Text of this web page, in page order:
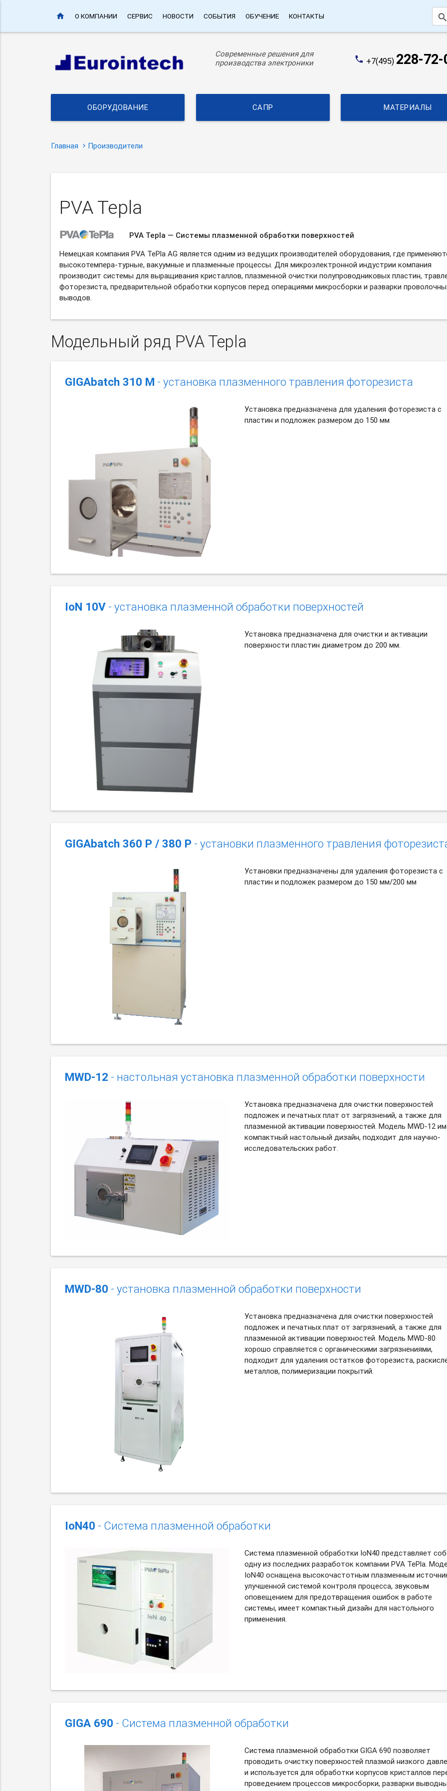
home О КОМПАНИИ СЕРВИС НОВОСТИ СОБЫТИЯ ОБУЧЕНИЕ КОНТАКТЫ
Современные решения для
производства электроники
phone +7(495) 228-72-
ОБОРУДОВАНИЕ САПР МАТЕРИАЛЫ
Главная Производители
PVA Tepla
PVA Tepla — Системы плазменной обработки поверхностей
Немецкая компания PVA TePla AG является одним из ведущих производителей оборудования, где
высокотемпера-турные, вакуумные и плазменные процессы. Для микроэлектронной индустрии компания
производит системы для выращивания кристаллов, плазменной очистки полупроводниковых пластин,
фоторезиста, предварительной обработки корпусов перед операциями микросборки и разварки
выводов.
Модельный ряд PVA Tepla
GIGAbatch 310 M - установка плазменного травления фоторезиста
Установка предназначена для удаления фоторезиста с
пластин и подложек размером до 150 мм
IoN 10V - установка плазменной обработки поверхностей
Установка предназначена для очистки и активации
поверхности пластин диаметром до 200 мм.
GIGAbatch 360 P / 380 P - установки плазменного травления
Установки предназначены для удаления фоторезиста с
пластин и подложек размером до 150 мм/200 мм
MWD-12 - настольная установка плазменной обработки поверхности
Установка предназначена для очистки поверхностей
подложек и печатных плат от загрязнений, а также для
плазменной активации поверхностей. Модель MWD-12
компактный настольный дизайн, подходит для научно-
исследовательских работ.
MWD-80 - установка плазменной обработки поверхности
Установка предназначена для очистки поверхностей
подложек и печатных плат от загрязнений, а также для
плазменной активации поверхностей. Модель MWD-80
хорошо справляется с органическими загрязнениями,
подходит для удаления остатков фоторезиста,
металлов, полимеризации покрытий.
IoN40 - Система плазменной обработки
Система плазменной обработки IoN40 представляет
одну из последних разработок компании PVA TeРla.
IoN40 оснащена высокочастотным плазменным
улучшенной системой контроля процесса, звуковым
оповещением для предотвращения ошибок в работе
системы, имеет компактный дизайн для настольного
применения.
GIGA 690 - Система плазменной обработки
Система плазменной обработки GIGA 690 позволяет
проводить очистку поверхностей плазмой низкого
и используется для обработки корпусов кристаллов
проведением процессов микросборки, разварки